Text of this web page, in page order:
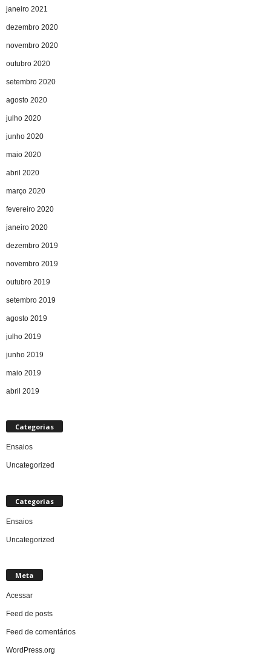
janeiro 2021
dezembro 2020
novembro 2020
outubro 2020
setembro 2020
agosto 2020
julho 2020
junho 2020
maio 2020
abril 2020
março 2020
fevereiro 2020
janeiro 2020
dezembro 2019
novembro 2019
outubro 2019
setembro 2019
agosto 2019
julho 2019
junho 2019
maio 2019
abril 2019
Categorias
Ensaios
Uncategorized
Categorias
Ensaios
Uncategorized
Meta
Acessar
Feed de posts
Feed de comentários
WordPress.org